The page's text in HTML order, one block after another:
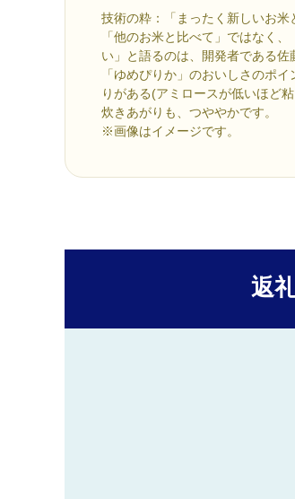
技術の粋：「まったく新しいお米
「他のお米と比べて」ではなく
い」と語るのは、開発者である佐
「ゆめぴりか」のおいしさのポ
りがある(アミロースが低いほど粘
炊きあがりも、つややかです。
※画像はイメージです。
返